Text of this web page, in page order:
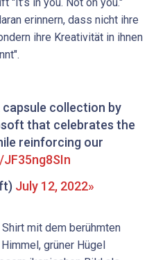
erinnern, dass nicht ihre
ihre Kreativität in ihnen
collection by
that celebrates the
reinforcing our
July 12, 2022
mit dem berühmten
grüner Hügel